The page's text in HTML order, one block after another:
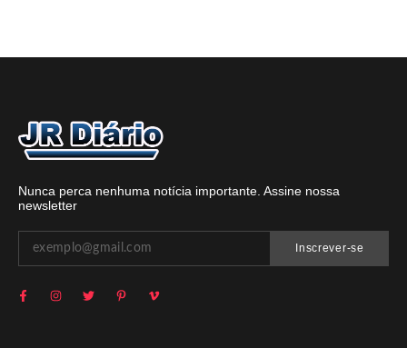
Nunca perca nenhuma notícia importante. Assine nossa
newsletter
Inscrever-se